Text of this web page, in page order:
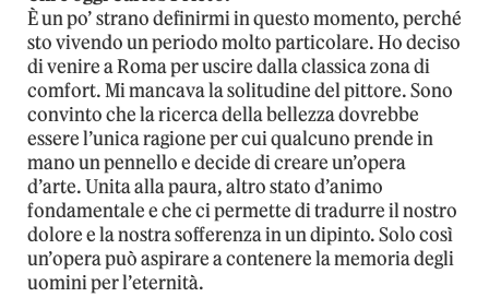
È un po’ strano definirmi in questo momento, perché
sto vivendo un periodo molto particolare. Ho deciso
di venire a Roma per uscire dalla classica zona di
comfort. Mi mancava la solitudine del pittore. Sono
convinto che la ricerca della bellezza dovrebbe
essere l’unica ragione per cui qualcuno prende in
mano un pennello e decide di creare un’opera
d’arte. Unita alla paura, altro stato d’animo
fondamentale e che ci permette di tradurre il nostro
dolore e la nostra sofferenza in un dipinto. Solo così
un’opera può aspirare a contenere la memoria degli
uomini per l’eternità.